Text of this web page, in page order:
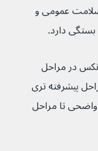
عمومی و
دارد.
نازوفارنکس در مراحل
پیشرفته تری
واضحی تا مراحل